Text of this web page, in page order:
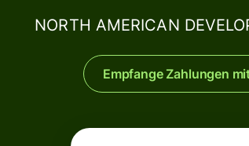
NORTH AMERICAN
Empfange Zahlungen